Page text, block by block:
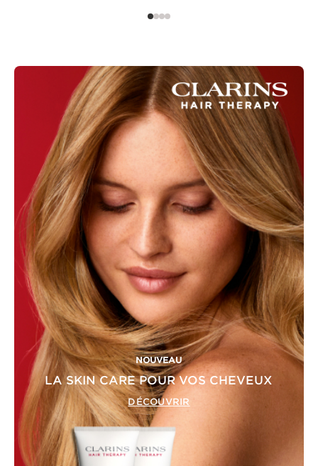
NOUVEAU
LA SKIN CARE POUR VOS CHEVEUX
DÉCOUVRIR